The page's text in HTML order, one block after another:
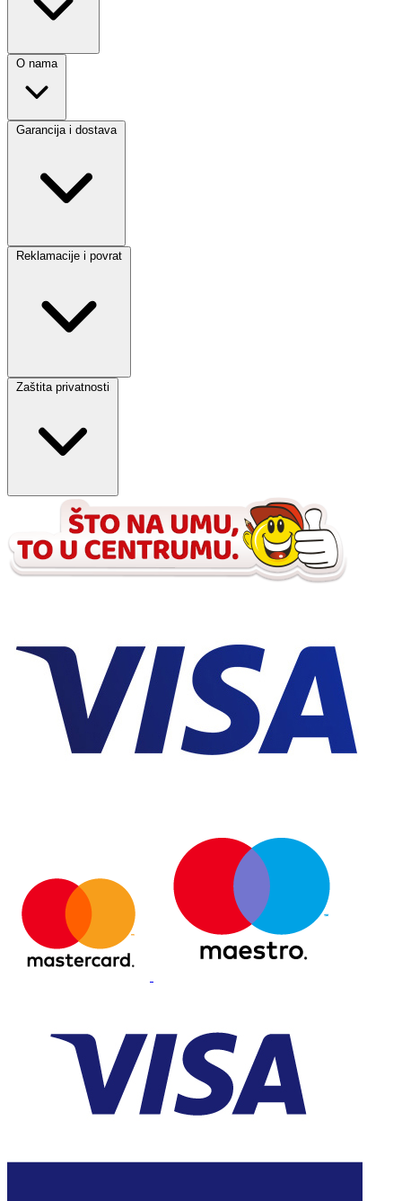
O nama
Garancija i dostava
Reklamacije i povrat
Zaštita privatnosti